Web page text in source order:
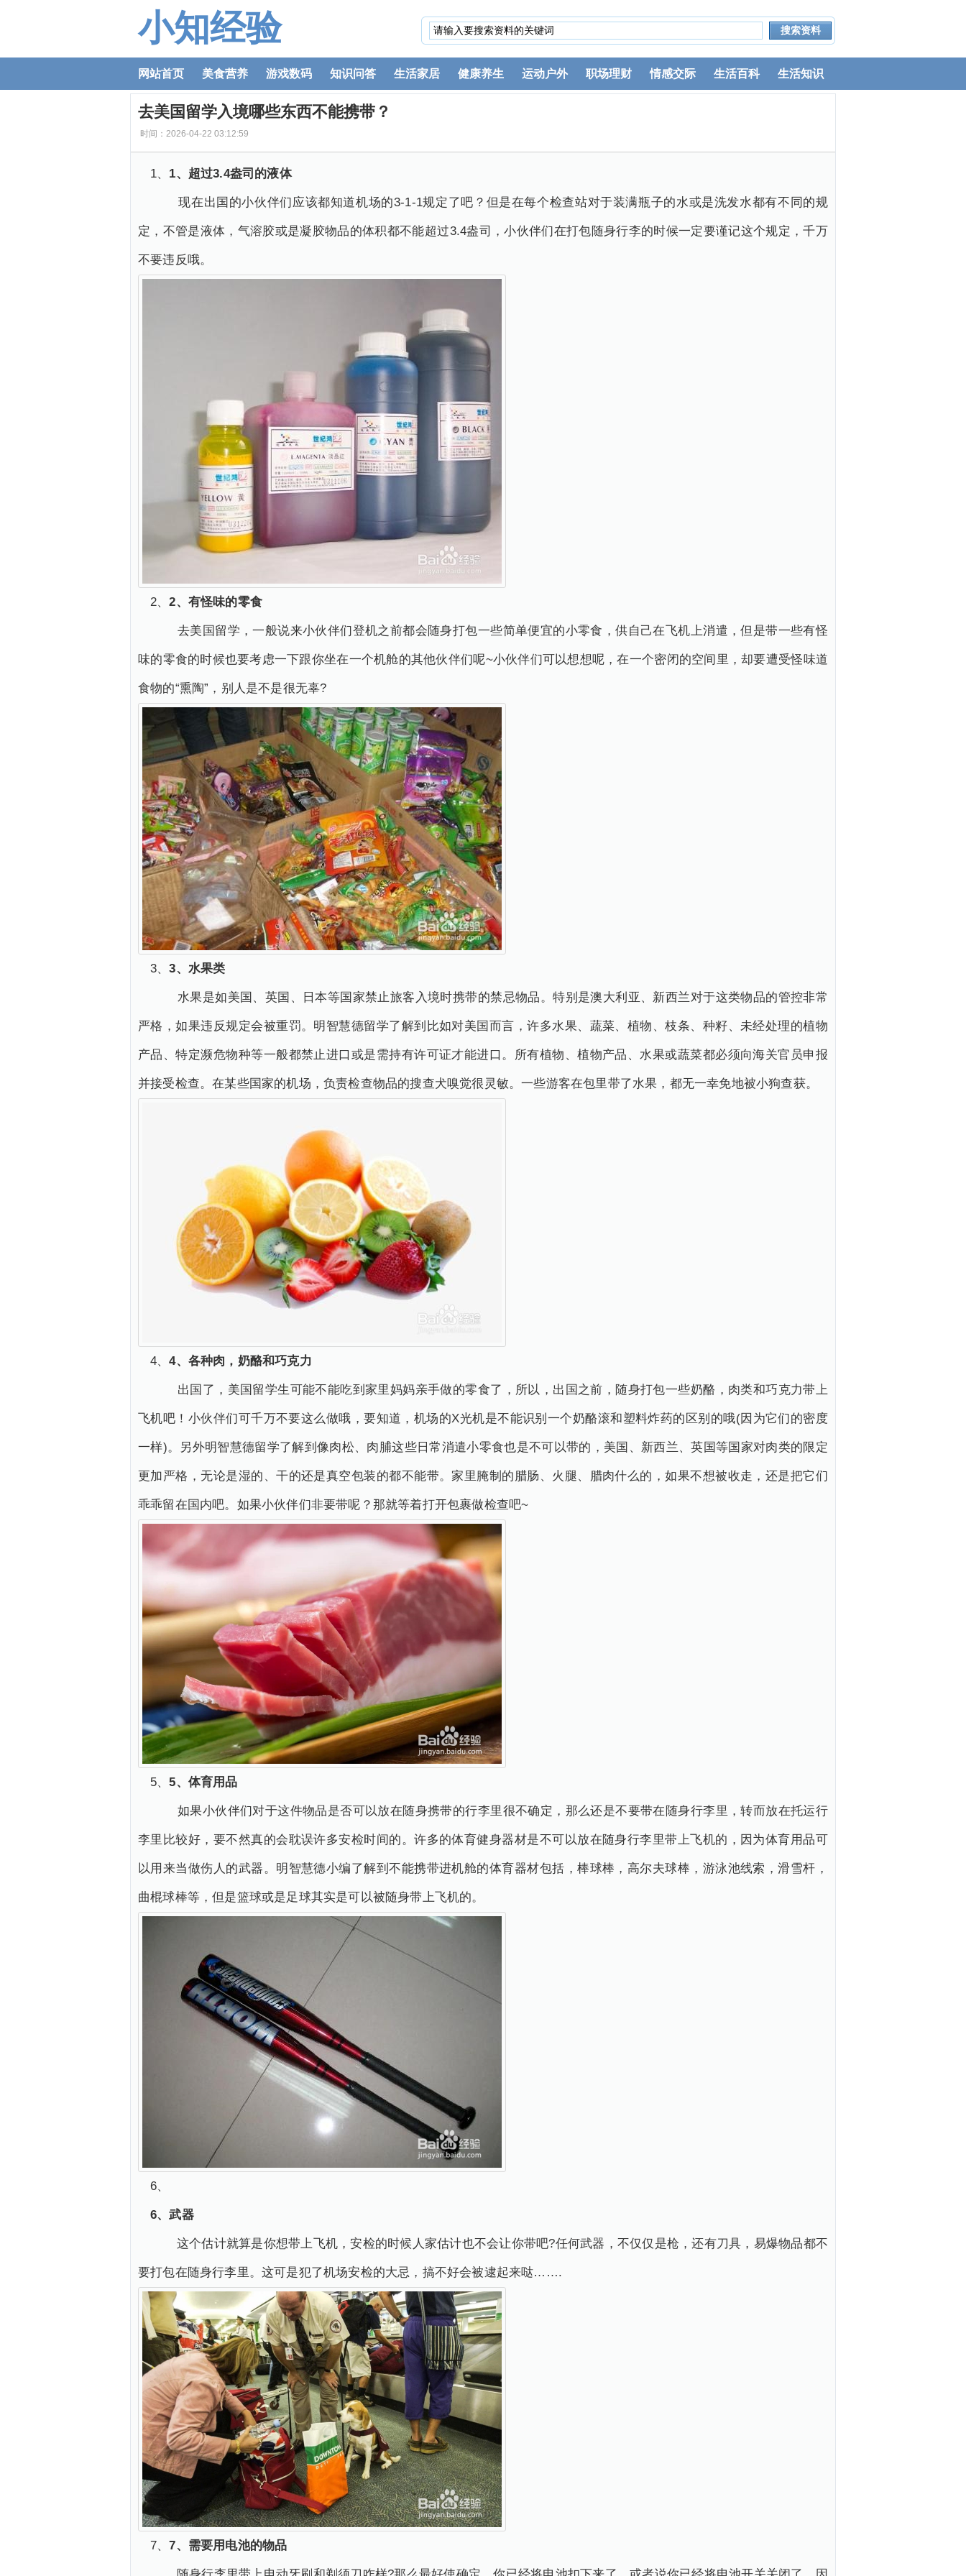
小知经验
网站首页 美食营养 游戏数码 知识问答 生活家居 健康养生 运动户外 职场理财 情感交际 生活百科 生活知识
去美国留学入境哪些东西不能携带？
时间：2026-04-22 03:12:59
1、 1、超过3.4盎司的液体
现在出国的小伙伴们应该都知道机场的3-1-1规定了吧？但是在每个检查站对于装满瓶子的水或是洗发水都有不同的规
定，不管是液体，气溶胶或是凝胶物品的体积都不能超过3.4盎司，小伙伴们在打包随身行李的时候一定要谨记这个规定，千万
不要违反哦。
2、2、有怪味的零食
去美国留学，一般说来小伙伴们登机之前都会随身打包一些简单便宜的小零食，供自己在飞机上消遣，但是带一些有怪
味的零食的时候也要考虑一下跟你坐在一个机舱的其他伙伴们呢~小伙伴们可以想想呢，在一个密闭的空间里，却要遭受怪味道
食物的“熏陶”，别人是不是很无辜?
3、3、水果类
水果是如美国、英国、日本等国家禁止旅客入境时携带的禁忌物品。特别是澳大利亚、新西兰对于这类物品的管控非常
严格，如果违反规定会被重罚。明智慧德留学了解到比如对美国而言，许多水果、蔬菜、植物、枝条、种籽、未经处理的植物
产品、特定濒危物种等一般都禁止进口或是需持有许可证才能进口。所有植物、植物产品、水果或蔬菜都必须向海关官员申报
并接受检查。在某些国家的机场，负责检查物品的搜查犬嗅觉很灵敏。一些游客在包里带了水果，都无一幸免地被小狗查获。
4、4、各种肉，奶酪和巧克力
出国了，美国留学生可能不能吃到家里妈妈亲手做的零食了，所以，出国之前，随身打包一些奶酪，肉类和巧克力带上
飞机吧！小伙伴们可千万不要这么做哦，要知道，机场的X光机是不能识别一个奶酪滚和塑料炸药的区别的哦(因为它们的密度
一样)。另外明智慧德留学了解到像肉松、肉脯这些日常消遣小零食也是不可以带的，美国、新西兰、英国等国家对肉类的限定
更加严格，无论是湿的、干的还是真空包装的都不能带。家里腌制的腊肠、火腿、腊肉什么的，如果不想被收走，还是把它们
乖乖留在国内吧。如果小伙伴们非要带呢？那就等着打开包裹做检查吧~
5、5、体育用品
如果小伙伴们对于这件物品是否可以放在随身携带的行李里很不确定，那么还是不要带在随身行李里，转而放在托运行
李里比较好，要不然真的会耽误许多安检时间的。许多的体育健身器材是不可以放在随身行李里带上飞机的，因为体育用品可
以用来当做伤人的武器。明智慧德小编了解到不能携带进机舱的体育器材包括，棒球棒，高尔夫球棒，游泳池线索，滑雪杆，
曲棍球棒等，但是篮球或是足球其实是可以被随身带上飞机的。
6、
6、武器
这个估计就算是你想带上飞机，安检的时候人家估计也不会让你带吧?任何武器，不仅仅是枪，还有刀具，易爆物品都不
要打包在随身行李里。这可是犯了机场安检的大忌，搞不好会被逮起来哒…….
7、7、需要用电池的物品